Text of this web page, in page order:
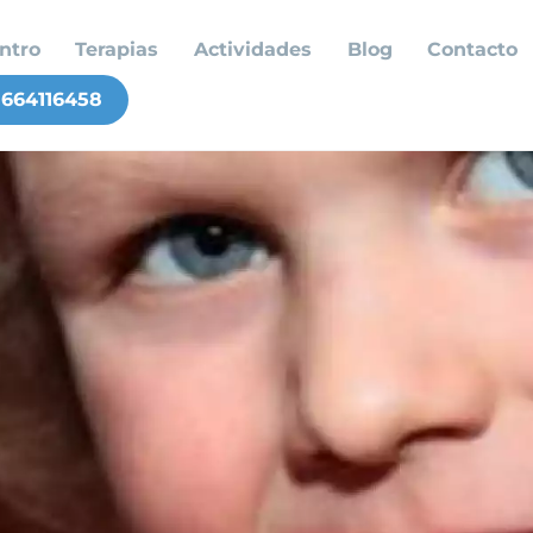
Terapias Actividades Blog Contacto
664116458